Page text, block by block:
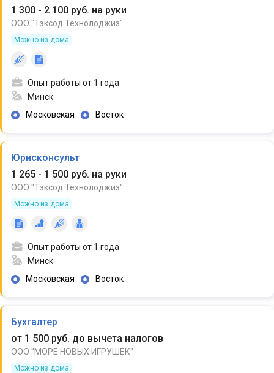
1 300 - 2 100 руб. на руки
ООО "Тэксод Технолоджиз"
Можно из дома
Опыт работы от 1 года
Минск
Московская
Восток
Юрисконсульт
1 265 - 1 500 руб. на руки
ООО "Тэксод Технолоджиз"
Можно из дома
Опыт работы от 1 года
Минск
Московская
Восток
Бухгалтер
от 1 500 руб. до вычета налогов
ООО "МОРЕ НОВЫХ ИГРУШЕК"
Можно из дома